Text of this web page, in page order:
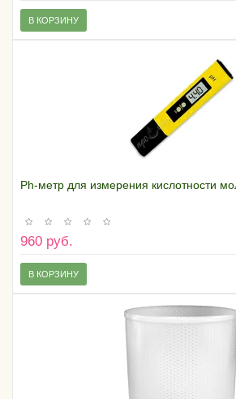
В КОРЗИНУ
Ph-метр для измерения кислотности
960 руб.
В КОРЗИНУ